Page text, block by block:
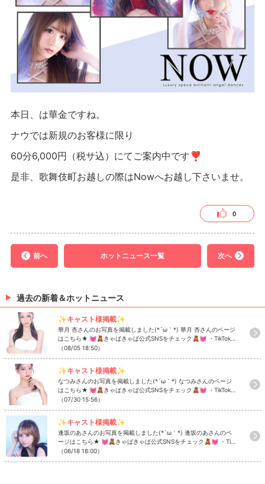
本日、は華金ですね。
ナウでは新規のお客様に限り
60分6,000円（税サ込）にてご案内中です❣️
是非、歌舞伎町お越しの際はNowへお越し下さいませ。
0
前へ ホットニュース一覧 次へ
過去の新着＆ホットニュース
✨キャスト様掲載✨
華月 杏さんのお写真を掲載しました(*´ω｀*) 華月 杏さんのページ
はこちら★ 💓🧸きゃばきゃば公式SNSをチェック🧸💓 ・TikTok
・Instagram ・Twitter ・YouTube
（08/05 18:50）
✨キャスト様掲載✨
なつみさんのお写真を掲載しました(*´ω｀*) なつみさんのページ
はこちら★ 💓🧸きゃばきゃば公式SNSをチェック🧸💓 ・TikTok
・Instagram ・Twitter ・YouTube
（07/30 15:56）
✨キャスト様掲載✨
逢坂のあさんのお写真を掲載しました(*´ω｀*) 逢坂のあさんのペ
ージはこちら★ 💓🧸きゃばきゃば公式SNSをチェック🧸💓 ・TikT
ok ・Instagram ・Twitter ・YouTube
（06/18 18:00）